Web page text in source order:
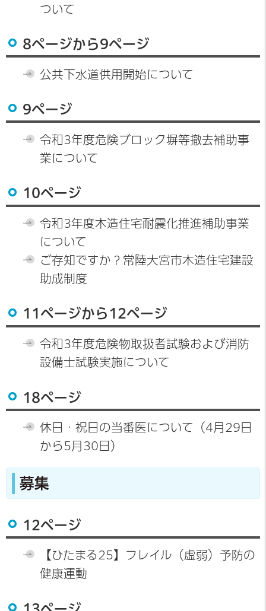
ついて
8ページから9ページ
公共下水道供用開始について
9ページ
令和3年度危険ブロック塀等撤去補助事
業について
10ページ
令和3年度木造住宅耐震化推進補助事業
について
ご存知ですか？常陸大宮市木造住宅建設
助成制度
11ページから12ページ
令和3年度危険物取扱者試験および消防
設備士試験実施について
18ページ
休日・祝日の当番医について（4月29日
から5月30日）
募集
12ページ
【ひたまる25】フレイル（虚弱）予防の
健康運動